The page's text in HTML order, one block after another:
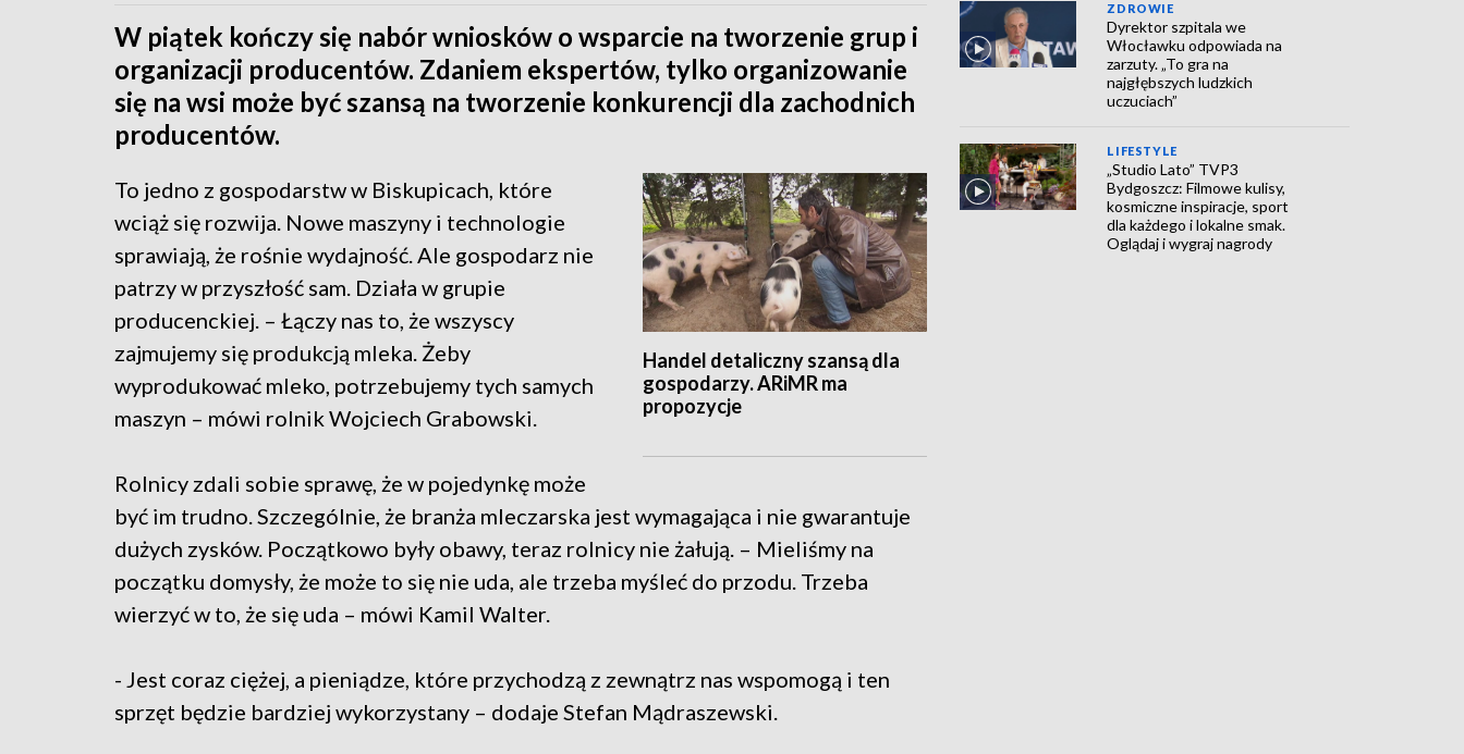
W piątek kończy się nabór wniosków o wsparcie na tworzenie grup i
organizacji producentów. Zdaniem ekspertów, tylko organizowanie
się na wsi może być szansą na tworzenie konkurencji dla zachodnich
producentów.
Handel detaliczny szansą dla
gospodarzy. ARiMR ma
propozycje
To jedno z gospodarstw w Biskupicach, które
wciąż się rozwija. Nowe maszyny i technologie
sprawiają, że rośnie wydajność. Ale gospodarz nie
patrzy w przyszłość sam. Działa w grupie
producenckiej. – Łączy nas to, że wszyscy
zajmujemy się produkcją mleka. Żeby
wyprodukować mleko, potrzebujemy tych samych
maszyn – mówi rolnik Wojciech Grabowski.
Rolnicy zdali sobie sprawę, że w pojedynkę może
być im trudno. Szczególnie, że branża mleczarska jest wymagająca i nie gwarantuje
dużych zysków. Początkowo były obawy, teraz rolnicy nie żałują. – Mieliśmy na
początku domysły, że może to się nie uda, ale trzeba myśleć do przodu. Trzeba
wierzyć w to, że się uda – mówi Kamil Walter.
- Jest coraz ciężej, a pieniądze, które przychodzą z zewnątrz nas wspomogą i ten
sprzęt będzie bardziej wykorzystany – dodaje Stefan Mądraszewski.
ZDROWIE
Dyrektor szpitala we
Włocławku odpowiada na
zarzuty. „To gra na
najgłębszych ludzkich
uczuciach”
LIFESTYLE
„Studio Lato” TVP3
Bydgoszcz: Filmowe kulisy,
kosmiczne inspiracje, sport
dla każdego i lokalne smak.
Oglądaj i wygraj nagrody